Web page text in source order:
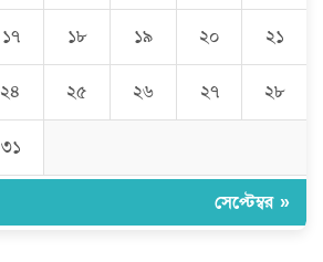
চৌদ্দগ্রামে পুলিশের প্রতি জনগণের আস্থা
লালমনিরহাট দলিল লেখক সমিতির ত্রি-বার্ষিক
নির্বাচন সম্পন্ন, সভাপতি সিরাজুল ও সাধারণ
সম্পাদক হামিদুর
১৭ ১৮ ১৯ ২০ ২১
২৪ ২৫ ২৬ ২৭ ২৮
৩১
সেপ্টেম্বর »